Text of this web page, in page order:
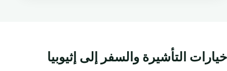
خيارات التأشيرة والسفر إلى إثيوبيا